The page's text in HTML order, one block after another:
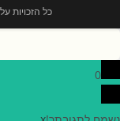
כל הזכויות
0